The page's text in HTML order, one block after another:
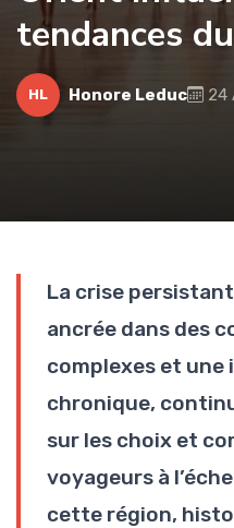
tendances
HL Honore Leduc 24
La crise
ancrée dans des
complexes et
chronique,
sur les choix et
voyageurs à
cette région,